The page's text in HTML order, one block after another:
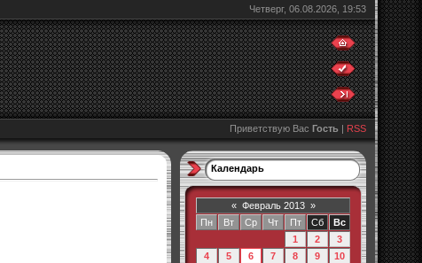
Четверг, 06.08.2026, 19:53
Приветствую Вас Гость | RSS
Календарь
« Февраль 2013 »
Пн
Вт Ср Чт Пт Сб
Вс
1
2
3
4
5 6 7 8 9
10